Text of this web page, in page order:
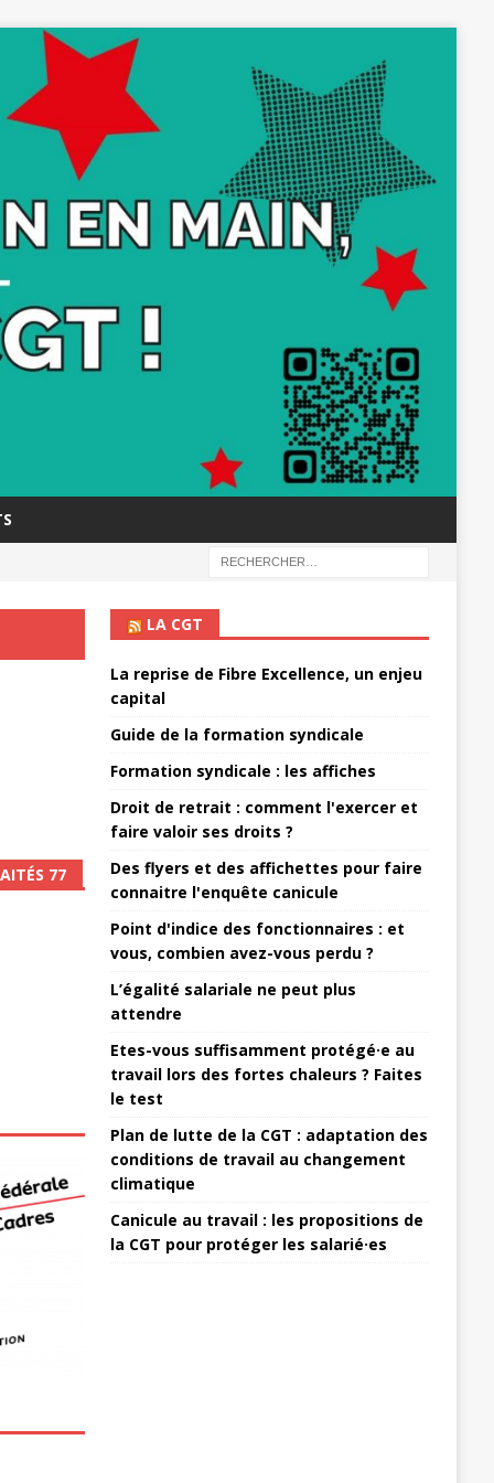
77
LA CGT
La reprise de Fibre Excellence, un enjeu
capital
Guide de la formation syndicale
Formation syndicale : les affiches
Droit de retrait : comment l'exercer et
faire valoir ses droits ?
Des flyers et des affichettes pour faire
connaitre l'enquête canicule
Point d'indice des fonctionnaires : et
vous, combien avez-vous perdu ?
L’égalité salariale ne peut plus
attendre
Etes-vous suffisamment protégé·e au
travail lors des fortes chaleurs ? Faites
le test
Plan de lutte de la CGT : adaptation des
conditions de travail au changement
climatique
Canicule au travail : les propositions de
la CGT pour protéger les salarié·es